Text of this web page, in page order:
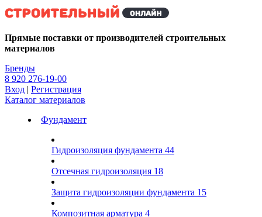
Kg
Прямые поставки от производителей строительных
материалов
Бренды
8 920 276-19-00
Вход | Регистрация
Каталог материалов
Фундамент
Гидроизоляция фундамента 44
Отсечная гидроизоляция 18
Защита гидроизоляции фундамента 15
Композитная арматура 4